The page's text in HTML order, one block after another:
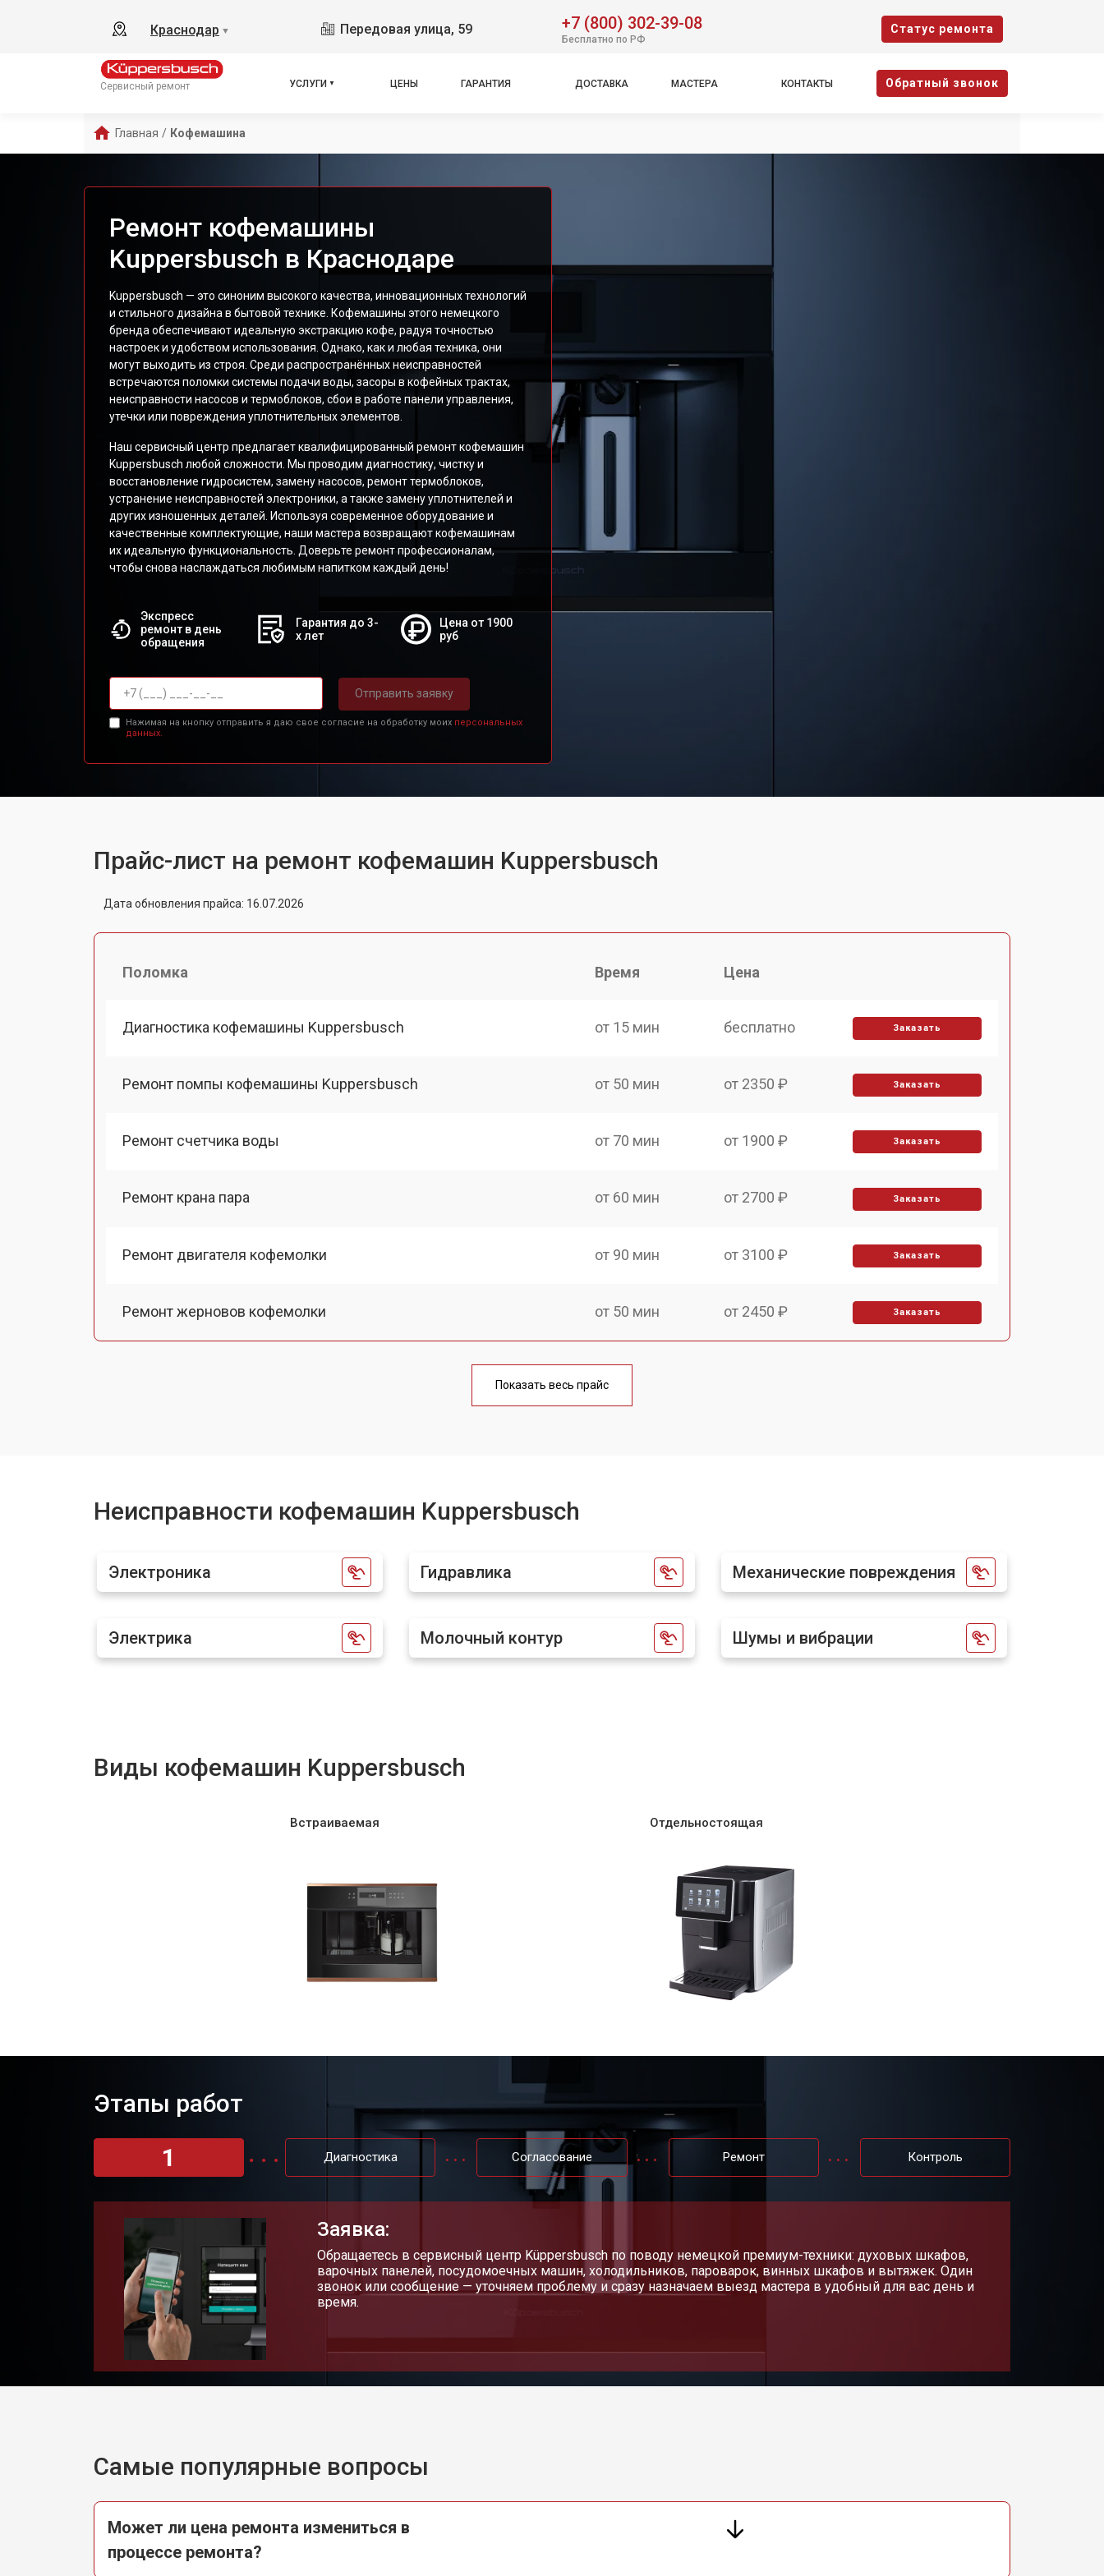
Краснодар ▼ Передовая улица, 59 +7 (800) 302-39-08
Бесплатно по РФ
Cтатус ремонта
Сервисный ремонт УСЛУГИ ЦЕНЫ ГАРАНТИЯ ДОСТАВКА МАСТЕРА КОНТАКТЫ Oбратный звонок
Главная / Кофемашина
Ремонт кофемашины
Kuppersbusch в Краснодаре
Kuppersbusch — это синоним высокого качества, инновационных технологий
и стильного дизайна в бытовой технике. Кофемашины этого немецкого
бренда обеспечивают идеальную экстракцию кофе, радуя точностью
настроек и удобством использования. Однако, как и любая техника, они
могут выходить из строя. Среди распространённых неисправностей
встречаются поломки системы подачи воды, засоры в кофейных трактах,
неисправности насосов и термоблоков, сбои в работе панели управления,
утечки или повреждения уплотнительных элементов.
Наш сервисный центр предлагает квалифицированный ремонт кофемашин
Kuppersbusch любой сложности. Мы проводим диагностику, чистку и
восстановление гидросистем, замену насосов, ремонт термоблоков,
устранение неисправностей электроники, а также замену уплотнителей и
других изношенных деталей. Используя современное оборудование и
качественные комплектующие, наши мастера возвращают кофемашинам
их идеальную функциональность. Доверьте ремонт профессионалам,
чтобы снова наслаждаться любимым напитком каждый день!
Экспресс
ремонт в день
обращения
Гарантия до 3-
х лет
Цена от 1900
руб
Отправить заявку
Нажимая на кнопку отправить я даю свое согласие на обработку моих персональных
данных.
Прайс-лист на ремонт кофемашин Kuppersbusch
Дата обновления прайса: 16.07.2026
Поломка Время Цена
Диагностика кофемашины Kuppersbusch от 15 мин бесплатно Заказать
Ремонт помпы кофемашины Kuppersbusch от 50 мин от 2350 ₽ Заказать
Ремонт счетчика воды от 70 мин от 1900 ₽ Заказать
Ремонт крана пара от 60 мин от 2700 ₽ Заказать
Ремонт двигателя кофемолки от 90 мин от 3100 ₽ Заказать
Ремонт жерновов кофемолки от 50 мин от 2450 ₽ Заказать
от 90 мин
Ремонт заварного механизма от 80 мин от 2500 ₽ Заказать
Показать весь прайс
Неисправности кофемашин Kuppersbusch
Электроника Гидравлика Механические повреждения
Электрика Молочный контур Шумы и вибрации
Виды кофемашин Kuppersbusch
Встраиваемая Отдельностоящая
Этапы работ
1
Диагностика Согласование Ремонт Контроль
Заявка:
Обращаетесь в сервисный центр Küppersbusch по поводу немецкой премиум-техники: духовых шкафов,
варочных панелей, посудомоечных машин, холодильников, пароварок, винных шкафов и вытяжек. Один
звонок или сообщение — уточняем проблему и сразу назначаем выезд мастера в удобный для вас день и
время.
Самые популярные вопросы
Может ли цена ремонта измениться в
процессе ремонта?